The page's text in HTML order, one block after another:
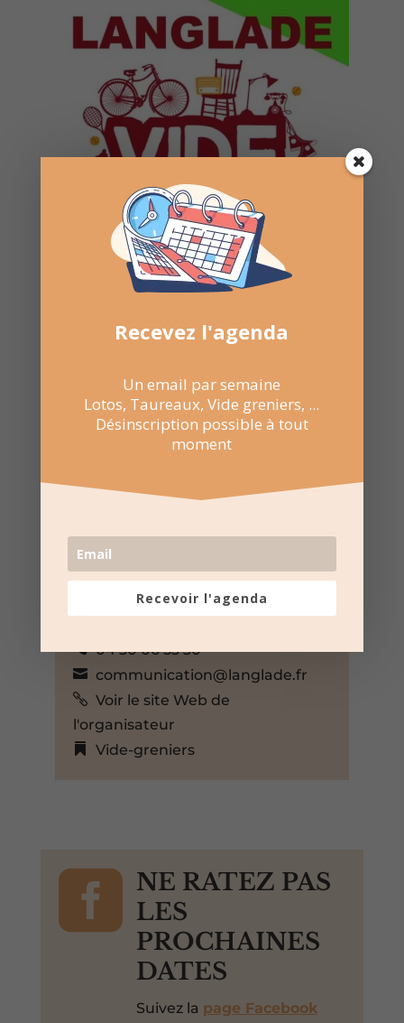
08:00 au 16:00
Route des Pinèdes, Langlade,
Gard, 30980, France,
+ Google Map
04 30 06 53 30
communication@langlade.fr
Voir le site Web de
l'organisateur
Vide-greniers

NE RATEZ PAS
LES
PROCHAINES
DATES
Suivez la page Facebook
Recevez l'agenda
Un email par semaine
Lotos, Taureaux, Vide greniers, ...
Désinscription possible à tout
moment
Recevoir l'agenda